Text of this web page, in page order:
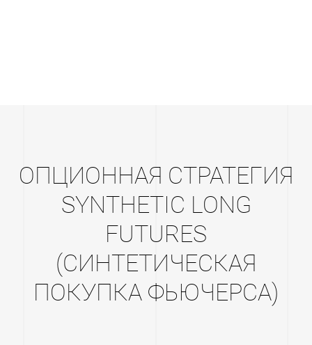
ОПЦИОННАЯ СТРАТЕГИЯ
SYNTHETIC LONG
FUTURES
(СИНТЕТИЧЕСКАЯ
ПОКУПКА ФЬЮЧЕРСА)